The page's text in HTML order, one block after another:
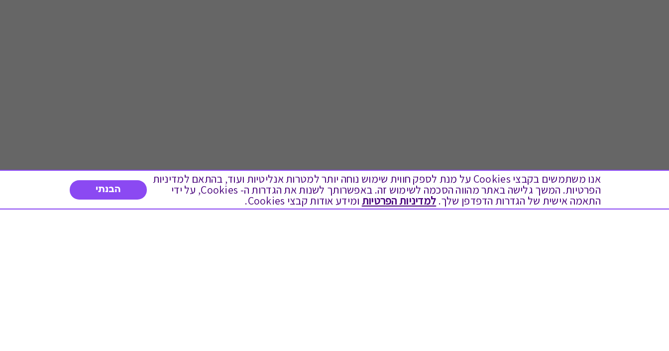
אנו משתמשים בקבצי Cookies על מנת לספק חווית שימוש נוחה יותר למטרות אנליטיות ועוד, בהתאם למדיניות
הפרטיות. המשך גלישה באתר מהווה הסכמה לשימוש זה. באפשרותך לשנות את הגדרות ה- Cookies, על ידי
התאמה אישית של הגדרות הדפדפן שלך. למדיניות הפרטיות ומידע אודות קבצי Cookies.
הבנתי